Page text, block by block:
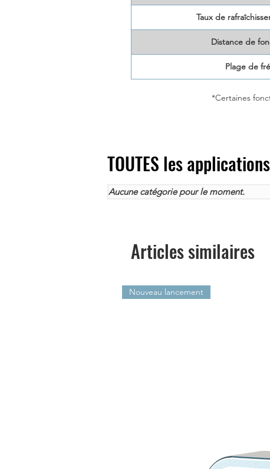
Taux de
Distance de
Plage de
*Certaines
TOUTES les applications
Aucune catégorie pour le moment.
Articles similaires
Nouveau lancement